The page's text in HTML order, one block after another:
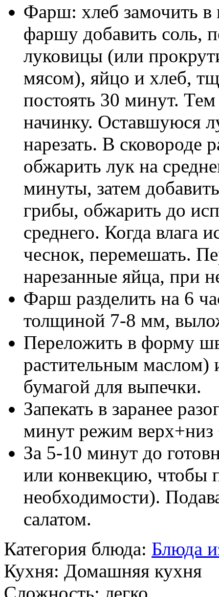
Фарш: хлеб замочить в
фаршу добавить соль,
луковицы (или
мясом), яйцо и хлеб,
постоять 30 минут.
начинку. Оставшуюся
нарезать. В сковороде
обжарить лук на
минуты, затем
грибы, обжарить до
среднего. Когда влага
чеснок, перемешать.
нарезанные яйца, при
Фарш разделить на 6
толщиной 7-8 мм,
Переложить в форму
растительным маслом)
бумагой для выпечки.
Запекать в заранее
минут режим верх+низ
За 5-10 минут до
или конвекцию, чтобы
необходимости).
салатом.
Категория блюда: Блюда
Кухня: Домашняя кухня
Сложность: легко